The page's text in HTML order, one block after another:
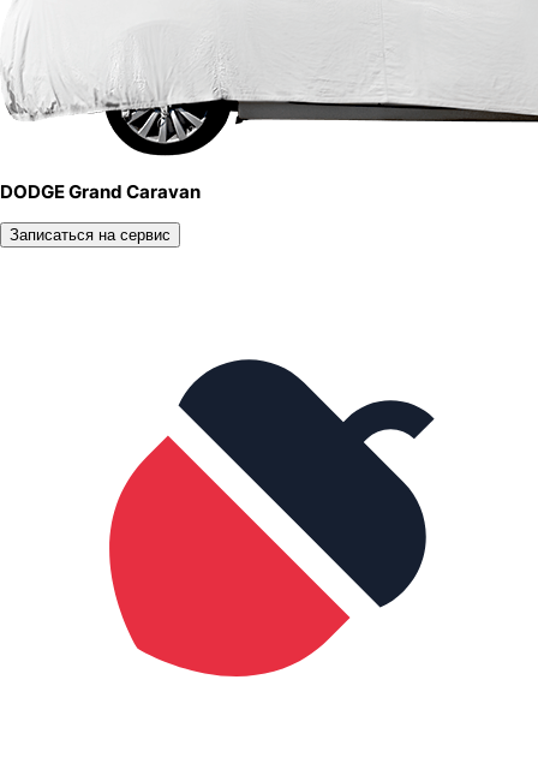
DODGE Grand Caravan
Записаться на сервис